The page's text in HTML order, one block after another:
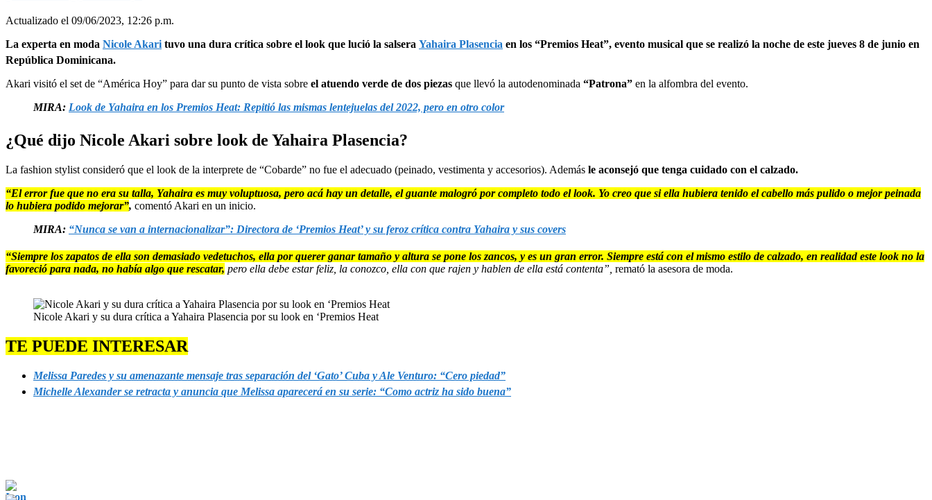
Actualizado el 09/06/2023, 12:26 p.m.
La experta en moda Nicole Akari tuvo una dura crítica sobre el look que lució la salsera Yahaira Plasencia en los “Premios Heat”, evento musical que se realizó la noche de este jueves 8 de junio en
República Dominicana.
Akari visitó el set de “América Hoy” para dar su punto de vista sobre el atuendo verde de dos piezas que llevó la autodenominada “Patrona” en la alfombra del evento.
MIRA: Look de Yahaira en los Premios Heat: Repitió las mismas lentejuelas del 2022, pero en otro color
¿Qué dijo Nicole Akari sobre look de Yahaira Plasencia?
La fashion stylist consideró que el look de la interprete de “Cobarde” no fue el adecuado (peinado, vestimenta y accesorios). Además le aconsejó que tenga cuidado con el calzado.
“El error fue que no era su talla, Yahaira es muy voluptuosa, pero acá hay un detalle, el guante malogró por completo todo el look. Yo creo que si ella hubiera tenido el cabello más pulido o mejor peinada
lo hubiera podido mejorar”, comentó Akari en un inicio.
MIRA: “Nunca se van a internacionalizar”: Directora de ‘Premios Heat’ y su feroz crítica contra Yahaira y sus covers
“Siempre los zapatos de ella son demasiado vedetuchos, ella por querer ganar tamaño y altura se pone los zancos, y es un gran error. Siempre está con el mismo estilo de calzado, en realidad este look no la
favoreció para nada, no había algo que rescatar, pero ella debe estar feliz, la conozco, ella con que rajen y hablen de ella está contenta”, remató la asesora de moda.
Nicole Akari y su dura crítica a Yahaira Plasencia por su look en ‘Premios Heat
TE PUEDE INTERESAR
Melissa Paredes y su amenazante mensaje tras separación del ‘Gato’ Cuba y Ale Venturo: “Cero piedad”
Michelle Alexander se retracta y anuncia que Melissa aparecerá en su serie: “Como actriz ha sido buena”